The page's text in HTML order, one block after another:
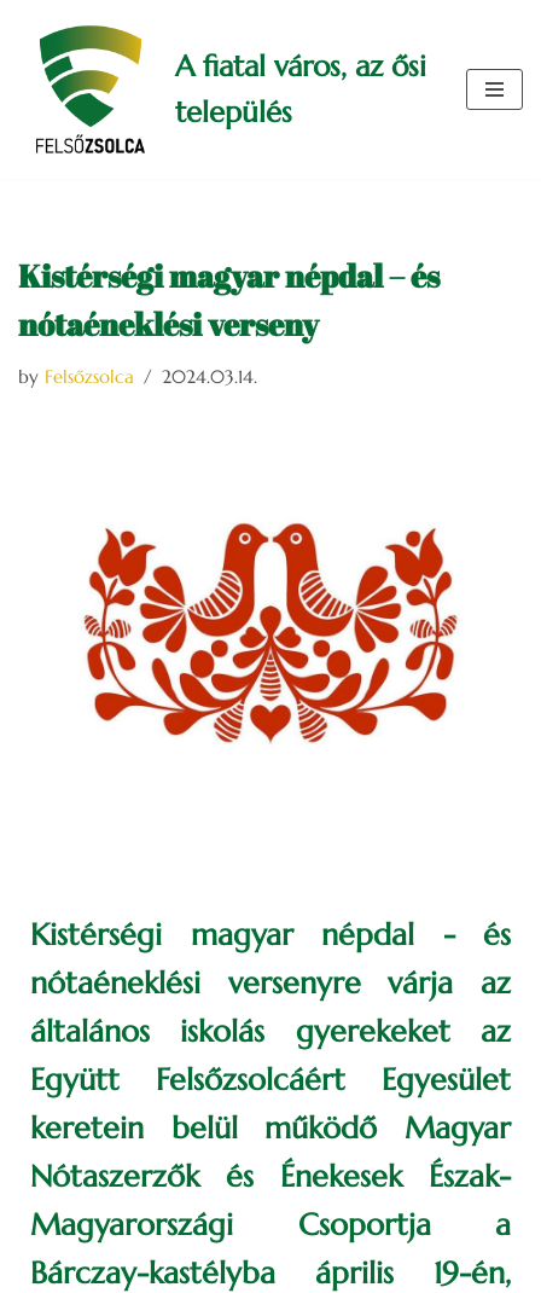
Skip
content
A fiatal város, az ősi
település
Kistérségi magyar népdal – és
nótaéneklési verseny
by Felsőzsolca 2024.03.14.
Kistérségi magyar népdal - és
nótaéneklési versenyre várja az
általános iskolás gyerekeket az
Együtt Felsőzsolcáért Egyesület
keretein belül működő Magyar
Nótaszerzők és Énekesek Észak-
Magyarországi Csoportja a
Bárczay-kastélyba április 19-én,